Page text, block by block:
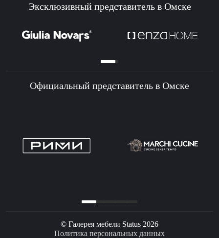
Эксклюзивный представитель в Омске
Официальный представитель в Омске
© Галерея мебели Status 2026
Политика персональных данных